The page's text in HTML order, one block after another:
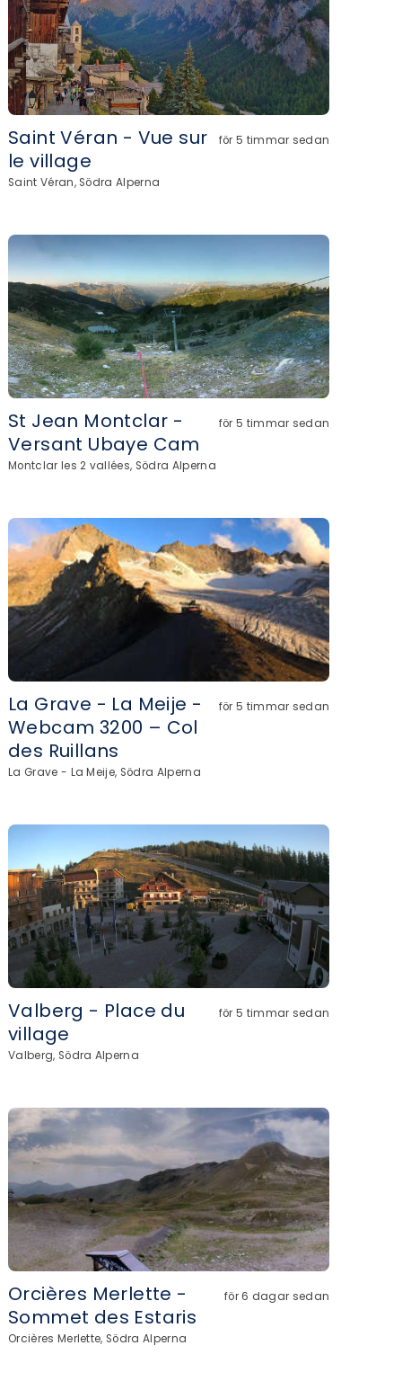
Saint Véran - Vue sur
le village
för 5 timmar sedan
Saint Véran, Södra Alperna
St Jean Montclar -
Versant Ubaye Cam
för 5 timmar sedan
Montclar les 2 vallées, Södra Alperna
La Grave - La Meije -
Webcam 3200 – Col
des Ruillans
för 5 timmar sedan
La Grave - La Meije, Södra Alperna
Valberg - Place du
village
för 5 timmar sedan
Valberg, Södra Alperna
Orcières Merlette -
Sommet des Estaris
för 6 dagar sedan
Orcières Merlette, Södra Alperna